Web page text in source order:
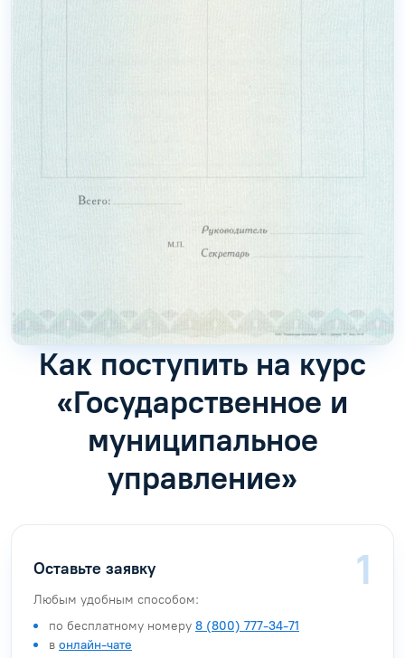
Как поступить на курс
«Государственное и
муниципальное
управление»
Оставьте заявку
Любым удобным способом:
по бесплатному номеру 8 (800) 777-34-71
в онлайн-чате